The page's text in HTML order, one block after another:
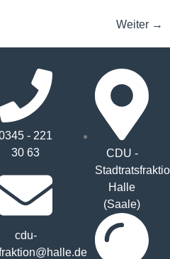
Weiter →
- 221
30 63
cdu-
CDU -
Halle
(Saale)